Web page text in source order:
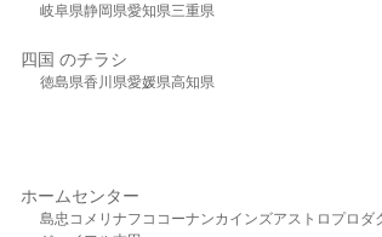
岐阜県静岡県愛知県三重県
四国 のチラシ
徳島県香川県愛媛県高知県
ホームセンター
島忠 コメリ ナフコ コーナンカインズアストロプロダ